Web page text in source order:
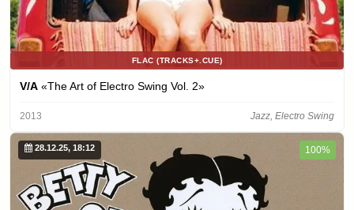
FLAC (TRACKS+.CUE)
V/A «The Art of Electro Swing Vol. 2»
2013 Jazz, Electro Swing
28.12.25, 18:12 100%